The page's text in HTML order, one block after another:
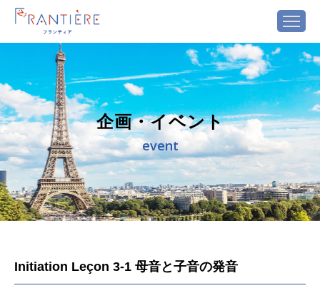
企画・イベント
event
Initiation Leçon 3-1 母音と子音の発音